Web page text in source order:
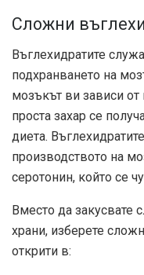
Сложни
Въглехидратите
подхранването на
мозъкът ви зависи от
проста захар се
диета.
производството на
серотонин, който се
Вместо да закусвате
храни, изберете
открити в: